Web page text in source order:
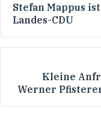
Stefan Mappus
Landes-CDU
Kleine
Werner